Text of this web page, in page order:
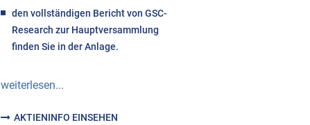
den vollständigen Bericht von GSC-
Research zur Hauptversammlung
finden Sie in der Anlage.
weiterlesen...
AKTIENINFO EINSEHEN